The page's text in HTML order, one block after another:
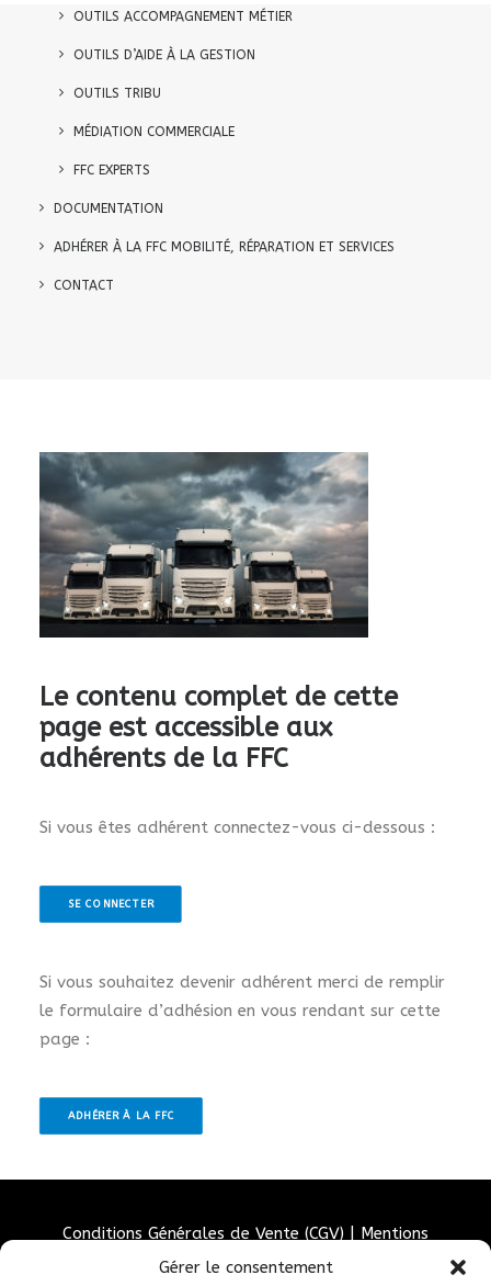
Gérer le consentement
OUTILS ACCOMPAGNEMENT MÉTIER
OUTILS D’AIDE À LA GESTION
OUTILS TRIBU
MÉDIATION COMMERCIALE
FFC EXPERTS
DOCUMENTATION
ADHÉRER À LA FFC MOBILITÉ, RÉPARATION ET SERVICES
CONTACT
Le contenu complet de cette
page est accessible aux
adhérents de la FFC
Si vous êtes adhérent connectez-vous ci-dessous :
SE CONNECTER
Si vous souhaitez devenir adhérent merci de remplir
le formulaire d’adhésion en vous rendant sur cette
page :
ADHÉRER À LA FFC
Conditions Générales de Vente (CGV)
Mentions
Politique de confidentialité